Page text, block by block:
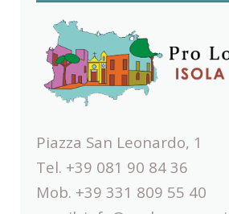
Piazza San Leonardo, 1
Tel. +39 081 90 84 36
Mob. +39 331 809 55 40